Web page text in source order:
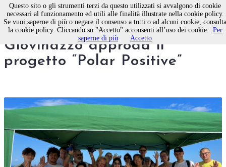
InCo. Fra Molfetta e
Giovinazzo approda il
progetto “Polar Positive”
Questo sito o gli strumenti terzi da questo utilizzati si avvalgono di cookie
necessari al funzionamento ed utili alle finalità illustrate nella cookie policy.
Se vuoi saperne di più o negare il consenso a tutti o ad alcuni cookie, consulta
la cookie policy. Cliccando su "Accetto" acconsenti all’uso dei cookie. Per
saperne di più
Accetto